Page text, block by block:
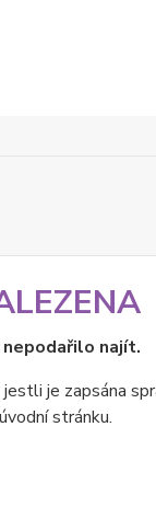
najít.
je zapsána
stránku.